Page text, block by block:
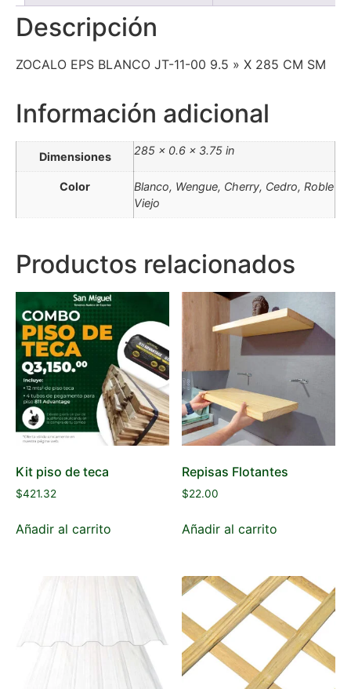
Descripción
ZOCALO EPS BLANCO JT-11-00 9.5 » X 285 CM SM
Información adicional
Dimensiones 285 × 0.6 × 3.75 in
Color
Blanco, Wengue, Cherry, Cedro, Roble
Viejo
Productos relacionados
Kit piso de teca
$421.32
Añadir al carrito
Repisas Flotantes
$22.00
Añadir al carrito